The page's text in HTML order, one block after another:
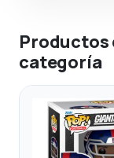
Productos
categoría